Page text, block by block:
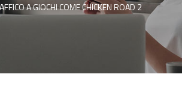
A GIOCHI COME CHICKEN ROAD 2